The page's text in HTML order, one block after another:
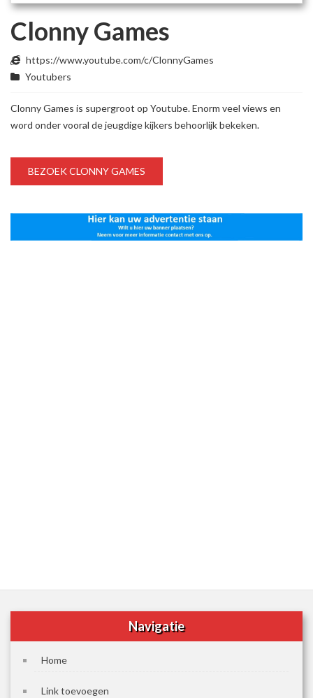
Clonny Games
https://www.youtube.com/c/ClonnyGames
Youtubers
Clonny Games is supergroot op Youtube. Enorm veel views en
word onder vooral de jeugdige kijkers behoorlijk bekeken.
BEZOEK CLONNY GAMES
Navigatie
Home
Link toevoegen